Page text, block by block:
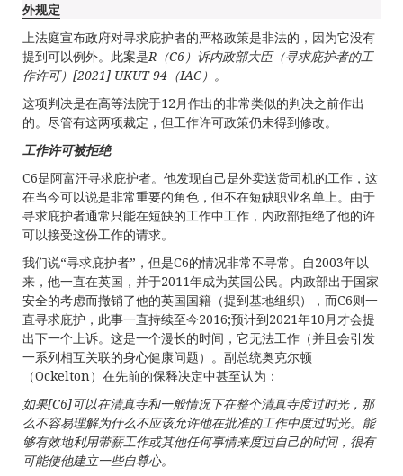
外规定
上法庭宣布政府对寻求庇护者的严格政策是非法的，因为它没有
提到可以例外。此案是R （C6）诉内政部大臣（寻求庇护者的工
作许可） [2021] UKUT 94 （IAC）。
这项判决是在高等法院于12月作出的非常类似的判决之前作出
的。尽管有这两项裁定，但工作许可政策仍未得到修改。
工作许可被拒绝
C6是阿富汗寻求庇护者。他发现自己是外卖送货司机的工作，这
在当今可以说是非常重要的角色，但不在短缺职业名单上。由于
寻求庇护者通常只能在短缺的工作中工作，内政部拒绝了他的许
可以接受这份工作的请求。
我们说“寻求庇护者”，但是C6的情况非常不寻常。自2003年以
来，他一直在英国，并于2011年成为英国公民。内政部出于国家
安全的考虑而撤销了他的英国国籍（提到基地组织），而C6则一
直寻求庇护，此事一直持续至今2016;预计到2021年10月才会提
出下一个上诉。这是一个漫长的时间，它无法工作（并且会引发
一系列相互关联的身心健康问题）。副总统奥克尔顿
（Ockelton）在先前的保释决定中甚至认为：
如果[C6]可以在清真寺和一般情况下在整个清真寺度过时光，那
么不容易理解为什么不应该允许他在批准的工作中度过时光。能
够有效地利用带薪工作或其他任何事情来度过自己的时间，很有
可能使他建立一些自尊心。